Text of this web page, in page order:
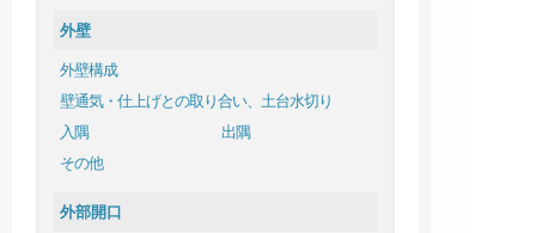
外壁
外壁構成
壁通気・仕上げとの取り合い、土台水切り
入隅
出隅
その他
外部開口